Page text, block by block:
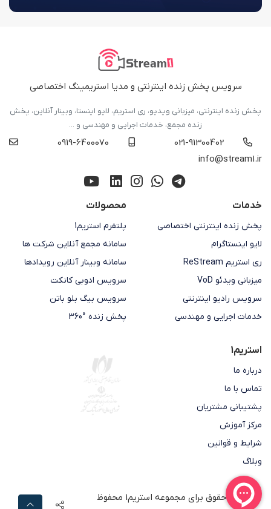
سرویس پخش زنده اینترنتی و مدیا استریمینگ اختصاصی
پخش زنده اینترنتی، میزبانی ویدیو، ری استریم، لایو اینستا، وبینار آنلاین، پخش
زنده مجمع، خدمات اجرایی و مهندسی و ...
021-91300402
0919-6400070
info@stream1.ir
خدمات
پخش زنده اینترنتی اختصاصی
لایو اینستاگرام
ری استریم ReStream
میزبانی ویدئو VoD
سرویس رادیو اینترنتی
خدمات اجرایی و مهندسی
محصولات
پلتفرم استریم1
سامانه مجمع آنلاین شرکت ها
سامانه وبینار آنلاین رویدادها
سرویس ادوبی کانکت
سرویس بیگ بلو باتن
پخش زنده °360
استریم1
درباره ما
تماس با ما
پشتیبانی مشتریان
مرکز آموزش
شرایط و قوانین
وبلاگ
تمامی حقوق برای مجموعه استریم1 محفوظ